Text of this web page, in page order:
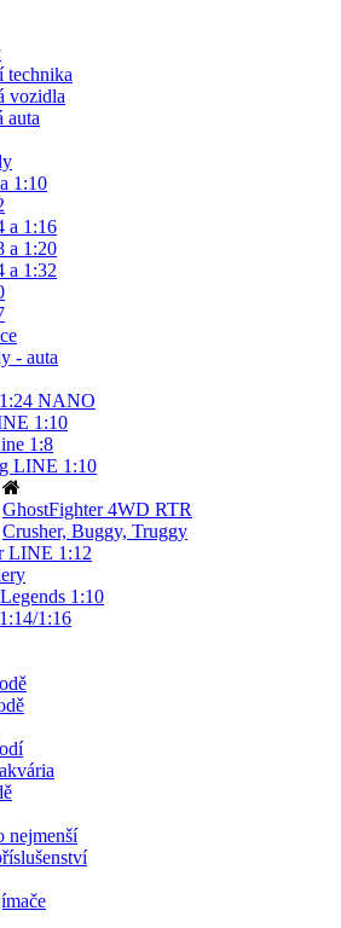
technika
vozidla
auta
1:10
a 1:16
a 1:20
a 1:32
- auta
NANO
1:10
1:8
LINE 1:10
GhostFighter 4WD RTR
Crusher, Buggy, Truggy
LINE 1:12
1:10
1:16
nejmenší